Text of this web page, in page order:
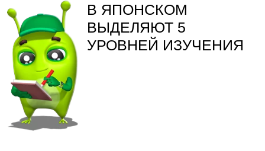
В ЯПОНСКОМ
ВЫДЕЛЯЮТ 5
УРОВНЕЙ ИЗУЧЕНИЯ